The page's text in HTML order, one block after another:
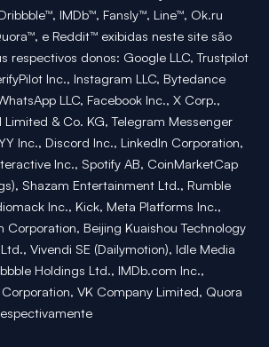
IMDb™, Fansly™, Line™, Ok.ru
e Reddit™ exibidas neste site são
respectivos donos: Google LLC, Trustpilot
Inc., Instagram LLC, Bytedance
LLC, Facebook Inc., X Corp.,
& Co. KG, Telegram Messenger
Inc., Discord Inc., LinkedIn Corporation,
Inc., Spotify AB, CoinMarketCap
Shazam Entertainment Ltd., Rumble
Inc., Kick, Meta Platforms Inc.,
Corporation, Beijing Kuaishou Technology
Vivendi SE (Dailymotion), Idle Media
Holdings Ltd., IMDb.com Inc.,
Corporation, VK Company Limited, Quora